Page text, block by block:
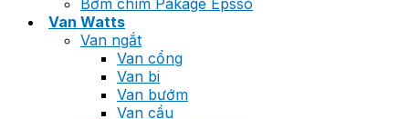
Van Watts
Van ngắt
Van cổng
Van bi
Van bướm
Van cầu